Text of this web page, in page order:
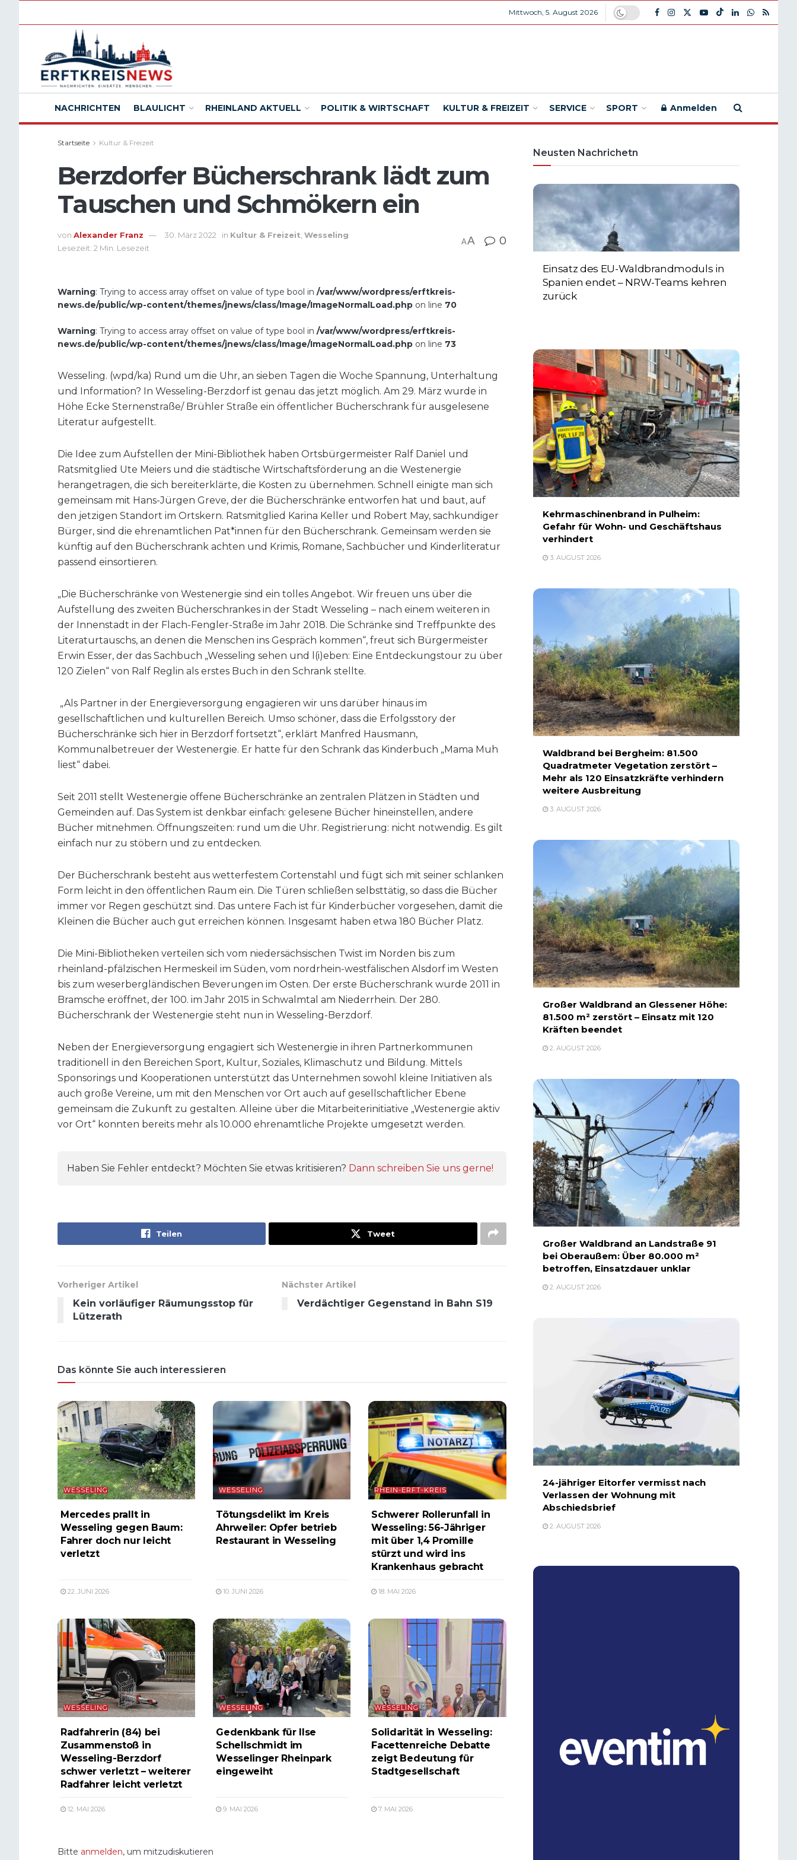
Mittwoch, 5. August 2026
NACHRICHTEN BLAULICHT RHEINLAND AKTUELL POLITIK & WIRTSCHAFT KULTUR & FREIZEIT SERVICE SPORT Anmelden
Startseite Kultur & Freizeit
Berzdorfer Bücherschrank lädt zum
Tauschen und Schmökern ein
von Alexander Franz 30. März 2022 in Kultur & Freizeit Wesseling
Lesezeit: 2 Min. Lesezeit
AA 0
Warning: Trying to access array offset on value of type bool in /var/www/wordpress/erftkreis-
news.de/public/wp-content/themes/jnews/class/Image/ImageNormalLoad.php on line 70
Warning: Trying to access array offset on value of type bool in /var/www/wordpress/erftkreis-
news.de/public/wp-content/themes/jnews/class/Image/ImageNormalLoad.php on line 73
Wesseling. (wpd/ka) Rund um die Uhr, an sieben Tagen die Woche Spannung, Unterhaltung
und Information? In Wesseling-Berzdorf ist genau das jetzt möglich. Am 29. März wurde in
Höhe Ecke Sternenstraße/ Brühler Straße ein öffentlicher Bücherschrank für ausgelesene
Literatur aufgestellt.
Die Idee zum Aufstellen der Mini-Bibliothek haben Ortsbürgermeister Ralf Daniel und
Ratsmitglied Ute Meiers und die städtische Wirtschaftsförderung an die Westenergie
herangetragen, die sich bereiterklärte, die Kosten zu übernehmen. Schnell einigte man sich
gemeinsam mit Hans-Jürgen Greve, der die Bücherschränke entworfen hat und baut, auf
den jetzigen Standort im Ortskern. Ratsmitglied Karina Keller und Robert May, sachkundiger
Bürger, sind die ehrenamtlichen Pat*innen für den Bücherschrank. Gemeinsam werden sie
künftig auf den Bücherschrank achten und Krimis, Romane, Sachbücher und Kinderliteratur
passend einsortieren.
„Die Bücherschränke von Westenergie sind ein tolles Angebot. Wir freuen uns über die
Aufstellung des zweiten Bücherschrankes in der Stadt Wesseling – nach einem weiteren in
der Innenstadt in der Flach-Fengler-Straße im Jahr 2018. Die Schränke sind Treffpunkte des
Literaturtauschs, an denen die Menschen ins Gespräch kommen“, freut sich Bürgermeister
Erwin Esser, der das Sachbuch „Wesseling sehen und l(i)eben: Eine Entdeckungstour zu über
120 Zielen“ von Ralf Reglin als erstes Buch in den Schrank stellte.
„Als Partner in der Energieversorgung engagieren wir uns darüber hinaus im
gesellschaftlichen und kulturellen Bereich. Umso schöner, dass die Erfolgsstory der
Bücherschränke sich hier in Berzdorf fortsetzt“, erklärt Manfred Hausmann,
Kommunalbetreuer der Westenergie. Er hatte für den Schrank das Kinderbuch „Mama Muh
liest“ dabei.
Seit 2011 stellt Westenergie offene Bücherschränke an zentralen Plätzen in Städten und
Gemeinden auf. Das System ist denkbar einfach: gelesene Bücher hineinstellen, andere
Bücher mitnehmen. Öffnungszeiten: rund um die Uhr. Registrierung: nicht notwendig. Es gilt
einfach nur zu stöbern und zu entdecken.
Der Bücherschrank besteht aus wetterfestem Cortenstahl und fügt sich mit seiner schlanken
Form leicht in den öffentlichen Raum ein. Die Türen schließen selbsttätig, so dass die Bücher
immer vor Regen geschützt sind. Das untere Fach ist für Kinderbücher vorgesehen, damit die
Kleinen die Bücher auch gut erreichen können. Insgesamt haben etwa 180 Bücher Platz.
Die Mini-Bibliotheken verteilen sich vom niedersächsischen Twist im Norden bis zum
rheinland-pfälzischen Hermeskeil im Süden, vom nordrhein-westfälischen Alsdorf im Westen
bis zum weserbergländischen Beverungen im Osten. Der erste Bücherschrank wurde 2011 in
Bramsche eröffnet, der 100. im Jahr 2015 in Schwalmtal am Niederrhein. Der 280.
Bücherschrank der Westenergie steht nun in Wesseling-Berzdorf.
Neben der Energieversorgung engagiert sich Westenergie in ihren Partnerkommunen
traditionell in den Bereichen Sport, Kultur, Soziales, Klimaschutz und Bildung. Mittels
Sponsorings und Kooperationen unterstützt das Unternehmen sowohl kleine Initiativen als
auch große Vereine, um mit den Menschen vor Ort auch auf gesellschaftlicher Ebene
gemeinsam die Zukunft zu gestalten. Alleine über die Mitarbeiterinitiative „Westenergie aktiv
vor Ort“ konnten bereits mehr als 10.000 ehrenamtliche Projekte umgesetzt werden.
Haben Sie Fehler entdeckt? Möchten Sie etwas kritisieren? Dann schreiben Sie uns gerne!
Teilen Tweet
Vorheriger Artikel
Kein vorläufiger Räumungsstop für
Lützerath
Nächster Artikel
Verdächtiger Gegenstand in Bahn S19
Das könnte Sie auch interessieren
WESSELING
Mercedes prallt in
Wesseling gegen Baum:
Fahrer doch nur leicht
verletzt
22. JUNI 2026
WESSELING
Tötungsdelikt im Kreis
Ahrweiler: Opfer betrieb
Restaurant in Wesseling
10. JUNI 2026
RHEIN-ERFT-KREIS
Schwerer Rollerunfall in
Wesseling: 56-Jähriger
mit über 1,4 Promille
stürzt und wird ins
Krankenhaus gebracht
18. MAI 2026
WESSELING
Radfahrerin (84) bei
Zusammenstoß in
Wesseling-Berzdorf
schwer verletzt – weiterer
Radfahrer leicht verletzt
12. MAI 2026
WESSELING
Gedenkbank für Ilse
Schellschmidt im
Wesselinger Rheinpark
eingeweiht
9. MAI 2026
WESSELING
Solidarität in Wesseling:
Facettenreiche Debatte
zeigt Bedeutung für
Stadtgesellschaft
7. MAI 2026
Bitte anmelden, um mitzudiskutieren
Neusten Nachrichetn
Einsatz des EU-Waldbrandmoduls in
Spanien endet – NRW-Teams kehren
zurück
Kehrmaschinenbrand in Pulheim:
Gefahr für Wohn- und Geschäftshaus
verhindert
3. AUGUST 2026
Waldbrand bei Bergheim: 81.500
Quadratmeter Vegetation zerstört –
Mehr als 120 Einsatzkräfte verhindern
weitere Ausbreitung
3. AUGUST 2026
Großer Waldbrand an Glessener Höhe:
81.500 m² zerstört – Einsatz mit 120
Kräften beendet
2. AUGUST 2026
Großer Waldbrand an Landstraße 91
bei Oberaußem: Über 80.000 m²
betroffen, Einsatzdauer unklar
2. AUGUST 2026
24-jähriger Eitorfer vermisst nach
Verlassen der Wohnung mit
Abschiedsbrief
2. AUGUST 2026